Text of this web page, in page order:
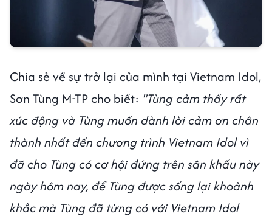
Chia sẻ về sự trở lại của mình tại Vietnam Idol,
Sơn Tùng M-TP cho biết: "Tùng cảm thấy rất
xúc động và Tùng muốn dành lời cảm ơn chân
thành nhất đến chương trình Vietnam Idol vì
đã cho Tùng có cơ hội đứng trên sân khấu này
ngày hôm nay, để Tùng được sống lại khoảnh
khắc mà Tùng đã từng có với Vietnam Idol